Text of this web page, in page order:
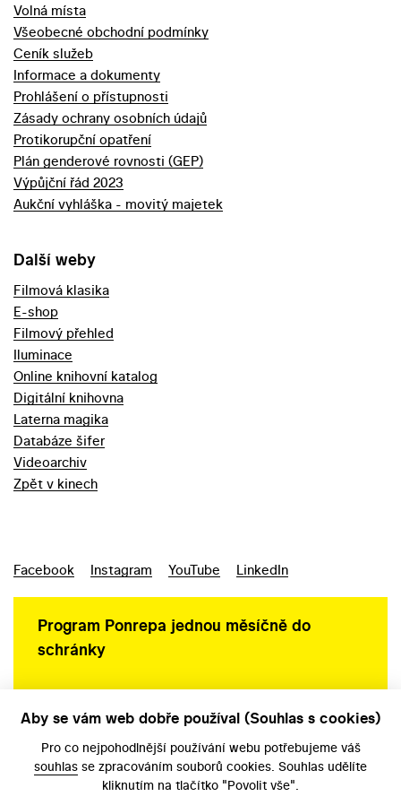
Volná místa
Všeobecné obchodní podmínky
Ceník služeb
Informace a dokumenty
Prohlášení o přístupnosti
Zásady ochrany osobních údajů
Protikorupční opatření
Plán genderové rovnosti (GEP)
Výpůjční řád 2023
Aukční vyhláška - movitý majetek
Další weby
Filmová klasika
E-shop
Filmový přehled
Iluminace
Online knihovní katalog
Digitální knihovna
Laterna magika
Databáze šifer
Videoarchiv
Zpět v kinech
Facebook Instagram YouTube LinkedIn
Program Ponrepa jednou měsíčně do
schránky
Aby se vám web dobře používal (Souhlas s cookies)
Pro co nejpohodlnější používání webu potřebujeme váš
souhlas se zpracováním souborů cookies. Souhlas udělíte
kliknutím na tlačítko "Povolit vše".